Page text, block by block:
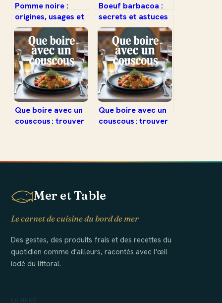
Pomme noire :
origines, usages et
vérités sur ce fruit
mystérieux
Boeuf barbacoa :
secrets et astuces
pour une recette
authentique
Que boire avec un
couscous : trouver
Que boire avec un
couscous : trouver
Mer et Table
Le carnet de cuisine du bord de mer
Des gestes, des produits frais et des recettes du
quotidien comme d'ailleurs, racontés avec l'œil
iodé du littoral.